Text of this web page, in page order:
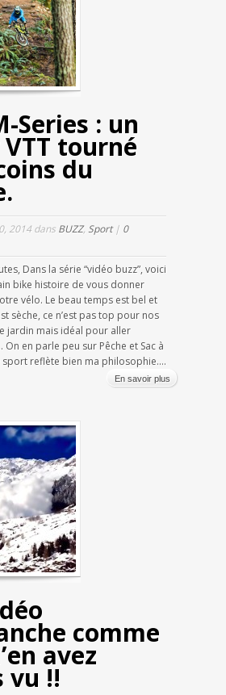
Series : un
tourné
du
2014 dans BUZZ, Sport| 0
Dans la série “vidéo buzz”, voici
bike histoire de vous donner
vélo. Le beau temps est bel et
sèche, ce n’est pas top pour nos
jardin mais idéal pour aller
On en parle peu sur Pêche et Sac à
reflète bien ma philosophie....
En savoir plus
comme
avez
vu !!